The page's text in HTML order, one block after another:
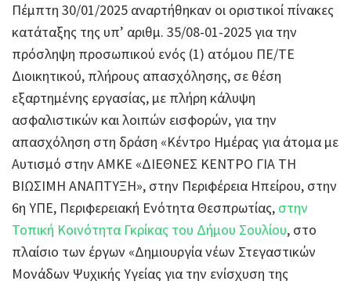
Πέμπτη 30/01/2025 αναρτήθηκαν οι οριστικοί πίνακες
κατάταξης της υπ’ αριθμ. 35/08-01-2025 για την
πρόσληψη προσωπικού ενός (1) ατόμου ΠΕ/ΤΕ
Διοικητικού, πλήρους απασχόλησης, σε θέση
εξαρτημένης εργασίας, με πλήρη κάλυψη
ασφαλιστικών και λοιπών εισφορών, για την
απασχόληση στη δράση «Κέντρο Ημέρας για άτομα με
Αυτισμό στην ΑΜΚΕ «ΔΙΕΘΝΕΣ ΚΕΝΤΡΟ ΓΙΑ ΤΗ
ΒΙΩΣΙΜΗ ΑΝΑΠΤΥΞΗ», στην Περιφέρεια Ηπείρου, στην
6η ΥΠΕ, Περιφερειακή Ενότητα Θεσπρωτίας, στην
Τοπική Κοινότητα Γκρίκας του Δήμου Σουλίου, στο
πλαίσιο των έργων «Δημιουργία νέων Στεγαστικών
Μονάδων Ψυχικής Υγείας για την ενίσχυση της